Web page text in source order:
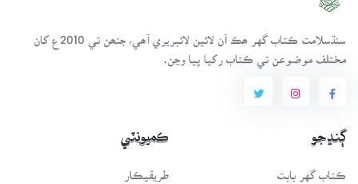
سنڌسلامت ڪتاب گهر ھڪ آن لائين لائبريري آھي، جنھن تي 2010ع کان
مختلف موضوعن تي ڪتاب رکيا پيا وڃن.
ڳنڍجو
ڪتاب گهر بابت
ڪميونٽي
طريقيڪار